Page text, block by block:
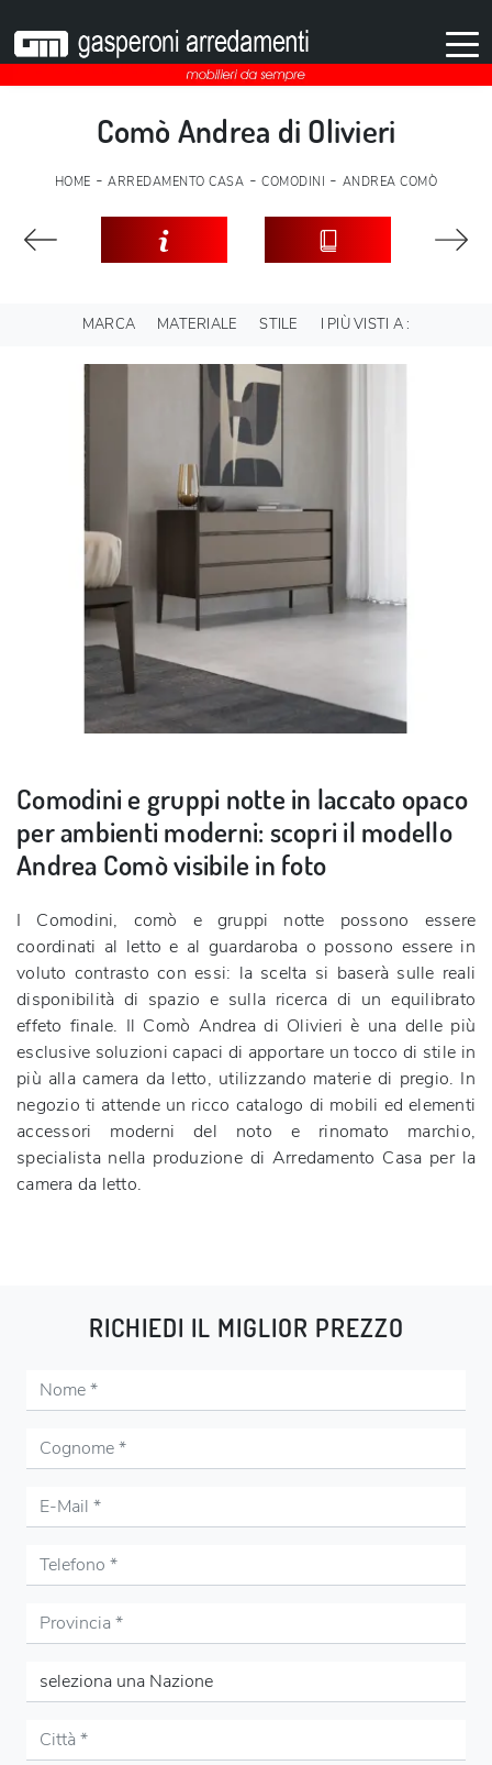
Comò Andrea di Olivieri
HOME -ARREDAMENTO CASA -COMODINI - ANDREA COMÒ
MARCA MATERIALE STILE I PIÙ VISTI A :
Comodini e gruppi notte in laccato opaco
per ambienti moderni: scopri il modello
Andrea Comò visibile in foto
I Comodini, comò e gruppi notte possono essere
coordinati al letto e al guardaroba o possono essere in
voluto contrasto con essi: la scelta si baserà sulle reali
disponibilità di spazio e sulla ricerca di un equilibrato
effeto finale. Il Comò Andrea di Olivieri è una delle più
esclusive soluzioni capaci di apportare un tocco di stile in
più alla camera da letto, utilizzando materie di pregio. In
negozio ti attende un ricco catalogo di mobili ed elementi
accessori moderni del noto e rinomato marchio,
specialista nella produzione di Arredamento Casa per la
camera da letto.
RICHIEDI IL MIGLIOR PREZZO